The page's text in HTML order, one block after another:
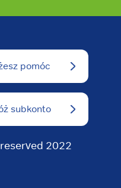
pomóc
subkonto
2022